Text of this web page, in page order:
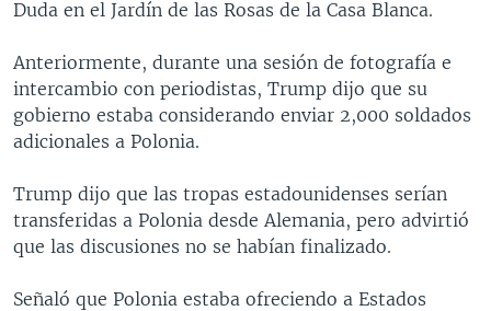
NOTA ECONÓMICA
ENTRETENIMIENTO
Duda en el Jardín de las Rosas de la Casa Blanca.
Anteriormente, durante una sesión de fotografía e
intercambio con periodistas, Trump dijo que su
gobierno estaba considerando enviar 2,000 soldados
adicionales a Polonia.
Trump dijo que las tropas estadounidenses serían
transferidas a Polonia desde Alemania, pero advirtió
que las discusiones no se habían finalizado.
Señaló que Polonia estaba ofreciendo a Estados